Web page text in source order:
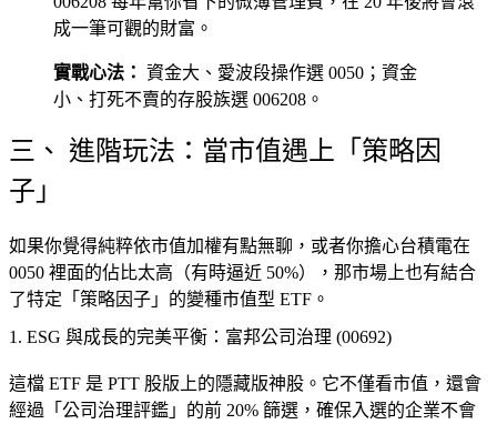
成一筆可觀的財富。
實戰心法： 資金大、愛波段操作選 0050；資金
小、打死不賣的存股族選 006208。
三、 進階玩法：當市值遇上「策略因
子」
如果你覺得純粹依市值加權有點無聊，或者你擔心台積電在
0050 裡面的佔比太高（有時逼近 50%），那市場上也有結合
了特定「策略因子」的變種市值型 ETF。
1. ESG 與成長的完美平衡：富邦公司治理 (00692)
這檔 ETF 是 PTT 股版上的隱藏版神股。它不僅看市值，還會
經過「公司治理評鑑」的前 20% 篩選，確保入選的企業不會